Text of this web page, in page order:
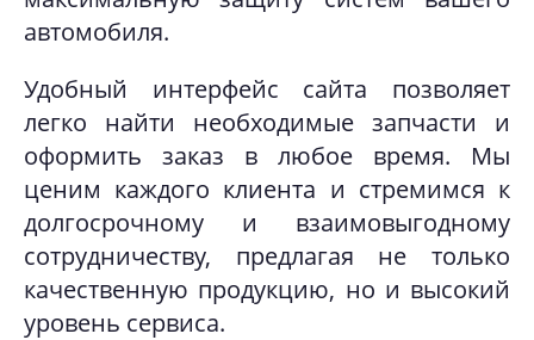
автомобиля.
Удобный интерфейс сайта позволяет
легко найти необходимые запчасти и
оформить заказ в любое время. Мы
ценим каждого клиента и стремимся к
долгосрочному и взаимовыгодному
сотрудничеству, предлагая не только
качественную продукцию, но и высокий
уровень сервиса.